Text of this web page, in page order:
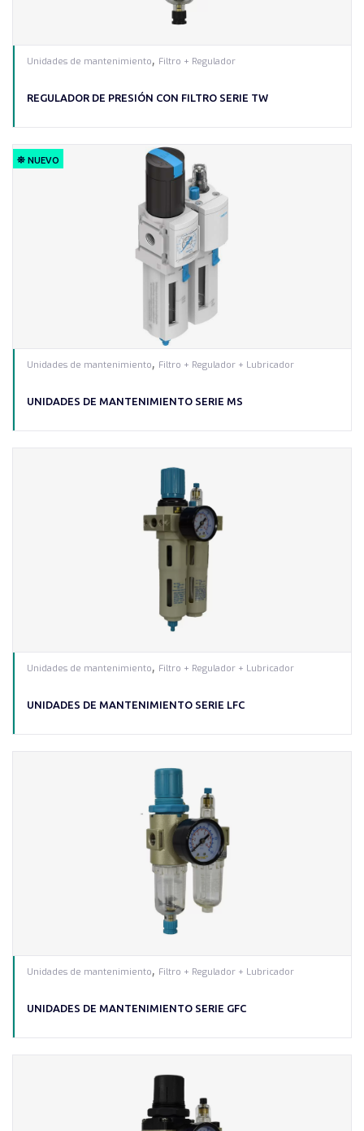
Unidades de mantenimiento, Filtro + Regulador
REGULADOR DE PRESIÓN CON FILTRO SERIE TW
NUEVO
Unidades de mantenimiento, Filtro + Regulador + Lubricador
UNIDADES DE MANTENIMIENTO SERIE MS
Unidades de mantenimiento, Filtro + Regulador + Lubricador
UNIDADES DE MANTENIMIENTO SERIE LFC
Unidades de mantenimiento, Filtro + Regulador + Lubricador
UNIDADES DE MANTENIMIENTO SERIE GFC